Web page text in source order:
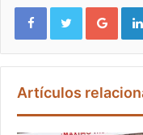
Google+
Artículos